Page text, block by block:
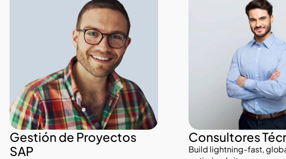
Gestión de Proyectos
SAP
Consultores
Build lightning-fast,